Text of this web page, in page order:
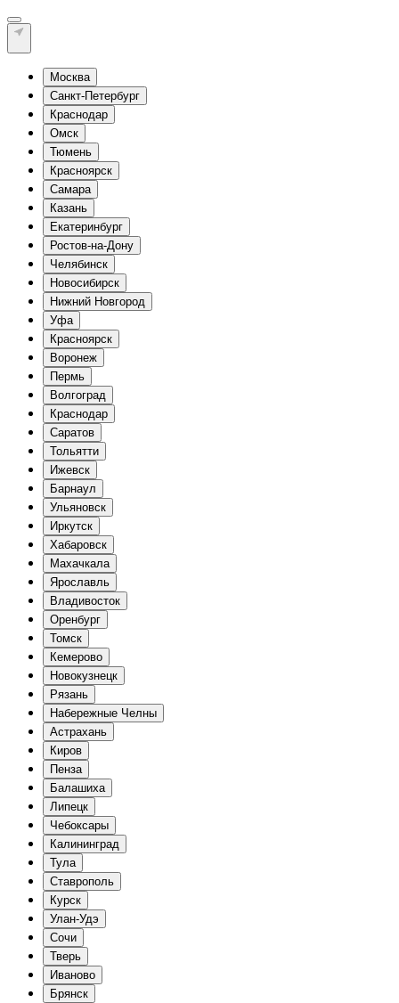
Москва
Санкт-Петербург
Краснодар
Омск
Тюмень
Красноярск
Самара
Казань
Екатеринбург
Ростов-на-Дону
Челябинск
Новосибирск
Нижний Новгород
Уфа
Красноярск
Воронеж
Пермь
Волгоград
Краснодар
Саратов
Тольятти
Ижевск
Барнаул
Ульяновск
Иркутск
Хабаровск
Махачкала
Ярославль
Владивосток
Оренбург
Томск
Кемерово
Новокузнецк
Рязань
Набережные Челны
Астрахань
Киров
Пенза
Балашиха
Липецк
Чебоксары
Калининград
Тула
Ставрополь
Курск
Улан-Удэ
Сочи
Тверь
Иваново
Брянск